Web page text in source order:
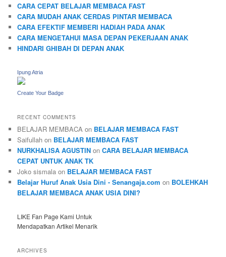
CARA CEPAT BELAJAR MEMBACA FAST
CARA MUDAH ANAK CERDAS PINTAR MEMBACA
CARA EFEKTIF MEMBERI HADIAH PADA ANAK
CARA MENGETAHUI MASA DEPAN PEKERJAAN ANAK
HINDARI GHIBAH DI DEPAN ANAK
Ipung Atria
Create Your Badge
RECENT COMMENTS
BELAJAR MEMBACA on BELAJAR MEMBACA FAST
Saifullah on BELAJAR MEMBACA FAST
NURKHALISA AGUSTIN onCARA BELAJAR MEMBACA
CEPAT UNTUK ANAK TK
Joko sismala on BELAJAR MEMBACA FAST
Belajar Huruf Anak Usia Dini - Senangaja.com on BOLEHKAH
BELAJAR MEMBACA ANAK USIA DINI?
LIKE Fan Page Kami Untuk
Mendapatkan Artikel Menarik
ARCHIVES